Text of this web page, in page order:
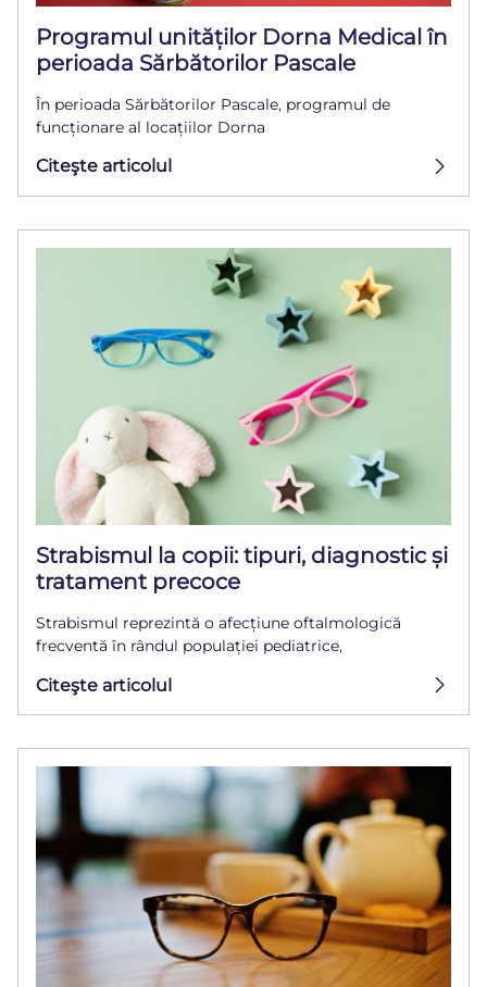
Programul unităților Dorna Medical în
perioada Sărbătorilor Pascale
În perioada Sărbătorilor Pascale, programul de
funcționare al locațiilor Dorna
Citeşte articolul
Strabismul la copii: tipuri, diagnostic și
tratament precoce
Strabismul reprezintă o afecțiune oftalmologică
frecventă în rândul populației pediatrice,
Citeşte articolul